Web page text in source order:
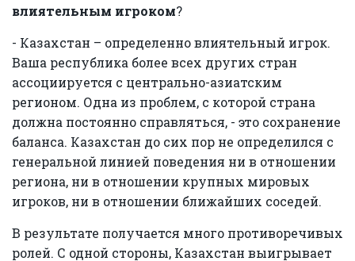
влиятельным игроком?
- Казахстан – определенно влиятельный игрок.
Ваша республика более всех других стран
ассоциируется с центрально-азиатским
регионом. Одна из проблем, с которой страна
должна постоянно справляться, - это сохранение
баланса. Казахстан до сих пор не определился с
генеральной линией поведения ни в отношении
региона, ни в отношении крупных мировых
игроков, ни в отношении ближайших соседей.
В результате получается много противоречивых
ролей. С одной стороны, Казахстан выигрывает